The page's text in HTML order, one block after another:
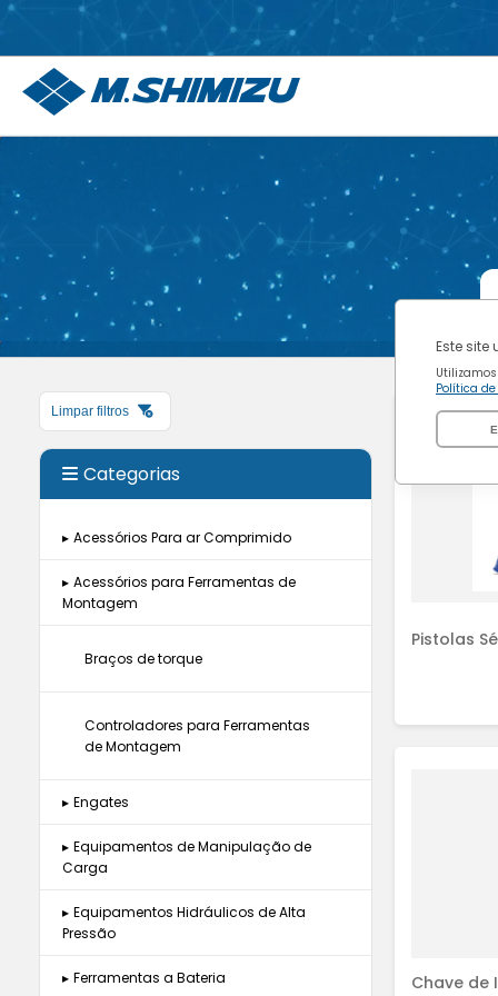
Este site
Política de
Limpar filtros
Categorias
▸ Acessórios Para ar Comprimido
Drenos e Purgadores
Mangueiras
Pistolas de Ar Comprimido
Porca para Conexão
▸ Acessórios para Ferramentas de
Montagem
Braços de torque
Controladores para Ferramentas
de Montagem
▸ Engates
Engates Hidráulicos
Engates para Ar
Comprimido
▸ Equipamentos de Manipulação de
Carga
▸ Equipamentos Hidráulicos de Alta
Pressão
▸ Ferramentas a Bateria
Pistolas
Chave de